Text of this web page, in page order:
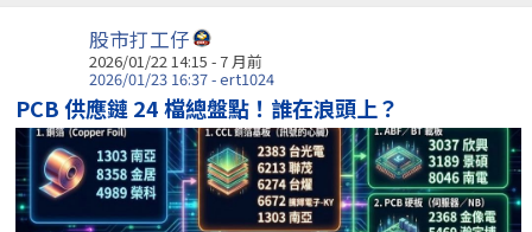
股市打工仔
2026/01/22 14:15 - 7 月前
2026/01/23 16:37 - ert1024
PCB 供應鏈 24 檔總盤點！誰在浪頭上？